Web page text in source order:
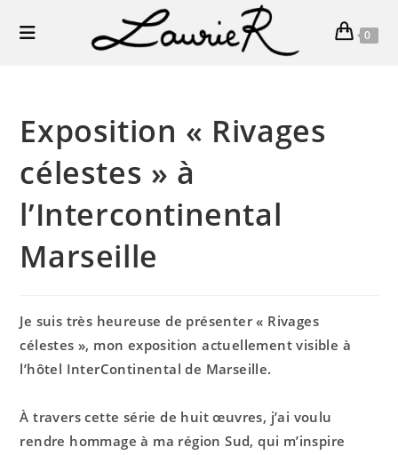
0
Exposition « Rivages
célestes » à
l’Intercontinental
Marseille
Je suis très heureuse de présenter « Rivages
célestes », mon exposition actuellement visible à
l’hôtel InterContinental de Marseille.
À travers cette série de huit œuvres, j’ai voulu
rendre hommage à ma région Sud, qui m’inspire